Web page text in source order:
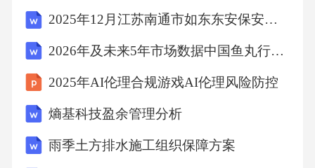
理：医生：医院：治病A.教师：学校：教书B.
农民：土地：耕种C.律师：法庭：辩护D.司
个选项中，选择最合适的一个填入问号处，使
之呈现一定的规律性。（注：此处描述图形特
征）已知前三个图形分别为：一个圆内接三角
2025年12月江苏南通市如东东安保安服务有限公司第二批招聘劳务派遣人员拟录用人员（第五批）笔试历年参考题库附带答案详解
2026年及未来5年市场数据中国鱼丸行业市场深度分析及发展趋势预测报告
2025年AI伦理合规游戏AI伦理风险防控
熵基科技盈余管理分析
雨季土方排水施工组织保障方案